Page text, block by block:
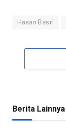
Hasan Basri
Berita Lainnya